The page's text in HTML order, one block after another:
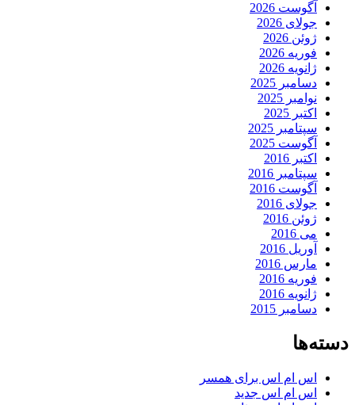
آگوست 2026
جولای 2026
ژوئن 2026
فوریه 2026
ژانویه 2026
دسامبر 2025
نوامبر 2025
اکتبر 2025
سپتامبر 2025
آگوست 2025
اکتبر 2016
سپتامبر 2016
آگوست 2016
جولای 2016
ژوئن 2016
می 2016
آوریل 2016
مارس 2016
فوریه 2016
ژانویه 2016
دسامبر 2015
دسته‌ها
اس ام اس برای همسر
اس ام اس جدید